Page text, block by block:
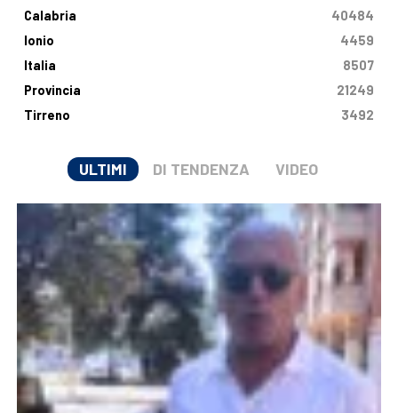
Calabria
40484
Ionio
4459
Italia
8507
Provincia
21249
Tirreno
3492
ULTIMI DI TENDENZA VIDEO